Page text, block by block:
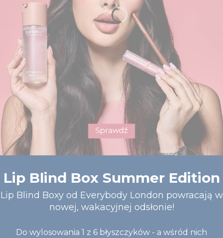
Lip Blind Box Summer Edition
Lip Blind Boxy od Everybody London powracają w
nowej, wakacyjnej odsłonie!
Do wylosowania 1 z 6 błyszczyków - a wśród nich